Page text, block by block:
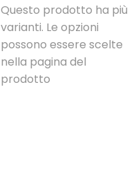
Questo prodotto ha più
varianti. Le opzioni
possono essere scelte
nella pagina del
prodotto